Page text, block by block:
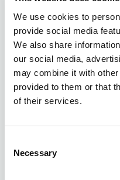
We use cookies to
provide social media
We also share
our social media,
may combine it with
provided to them or that
of their services.
Selection
Necessary